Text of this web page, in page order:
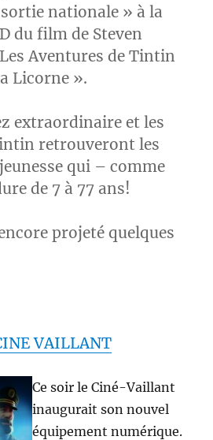
nationale » à la
du film de Steven
Aventures de Tintin
Licorne ».
extraordinaire et les
retrouveront les
qui – comme
de 7 à 77 ans!
projeté quelques
VAILLANT
Ce soir le Ciné-Vaillant
inaugurait son nouvel
équipement numérique.